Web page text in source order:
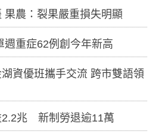
果農：裂果嚴重損失明顯
週重症62例創今年新高
資優班攜手交流 跨市雙語領
2.2兆 新制勞退逾11萬